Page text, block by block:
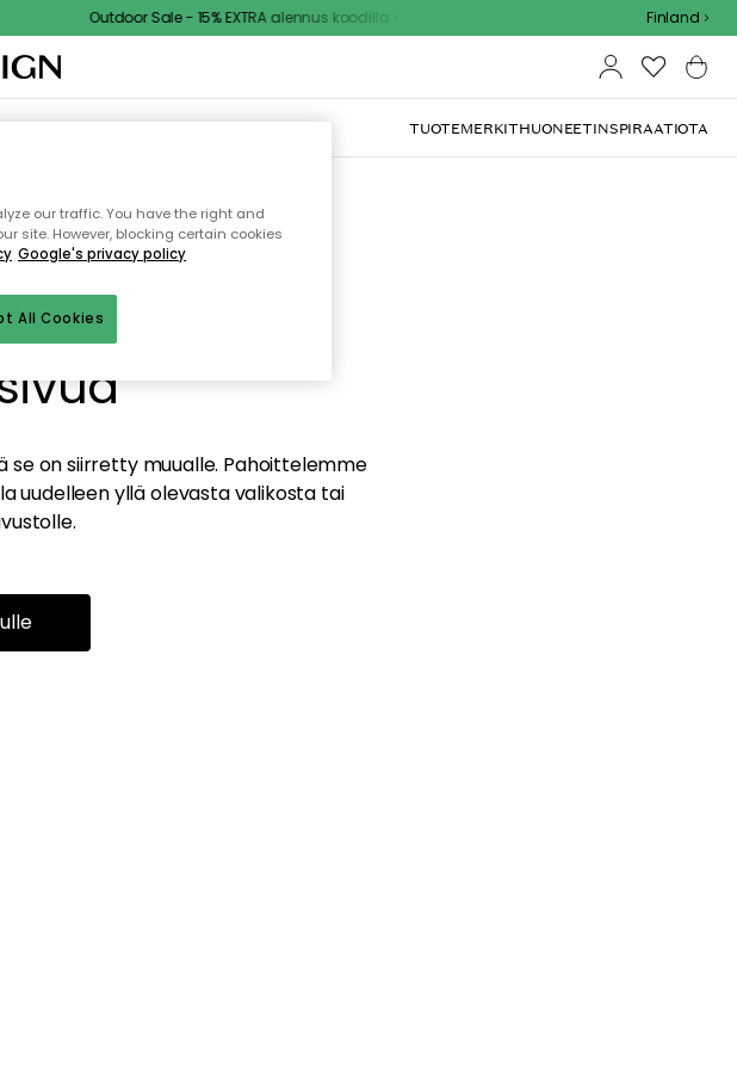
Outdoor Sale - 15% EXTRA alennus koodilla Finland
ULKOKALUSTEET TUOTEMERKITHUONEETINSPIRAATIOTA
löydä
se on siirretty muualle. Pahoittelemme
uudelleen yllä olevasta valikosta tai
our traffic. You have the right and
site. However, blocking certain cookies
Google's privacy policy
All Cookies